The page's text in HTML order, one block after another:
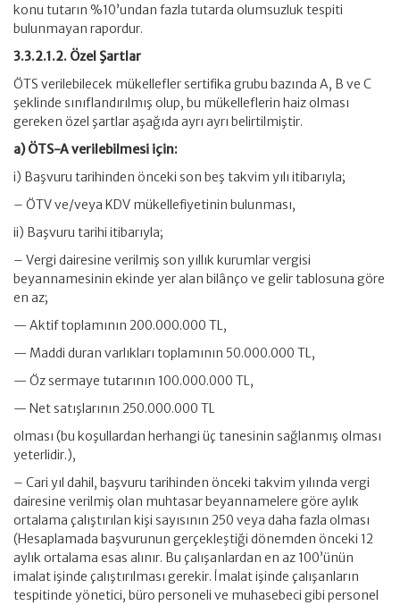
konu tutarın %10’undan fazla tutarda olumsuzluk tespiti
bulunmayan rapordur.
3.3.2.1.2. Özel Şartlar
ÖTS verilebilecek mükellefler sertifika grubu bazında A, B ve C
şeklinde sınıflandırılmış olup, bu mükelleflerin haiz olması
gereken özel şartlar aşağıda ayrı ayrı belirtilmiştir.
a) ÖTS-A verilebilmesi için:
i) Başvuru tarihinden önceki son beş takvim yılı itibarıyla;
– ÖTV ve/veya KDV mükellefiyetinin bulunması,
ii) Başvuru tarihi itibarıyla;
– Vergi dairesine verilmiş son yıllık kurumlar vergisi
beyannamesinin ekinde yer alan bilânço ve gelir tablosuna göre
en az;
— Aktif toplamının 200.000.000 TL,
— Maddi duran varlıkları toplamının 50.000.000 TL,
— Öz sermaye tutarının 100.000.000 TL,
— Net satışlarının 250.000.000 TL
olması (bu koşullardan herhangi üç tanesinin sağlanmış olması
yeterlidir.),
– Cari yıl dahil, başvuru tarihinden önceki takvim yılında vergi
dairesine verilmiş olan muhtasar beyannamelere göre aylık
ortalama çalıştırılan kişi sayısının 250 veya daha fazla olması
(Hesaplamada başvurunun gerçekleştiği dönemden önceki 12
aylık ortalama esas alınır. Bu çalışanlardan en az 100’ünün
imalat işinde çalıştırılması gerekir. İmalat işinde çalışanların
tespitinde yönetici, büro personeli ve muhasebeci gibi personel